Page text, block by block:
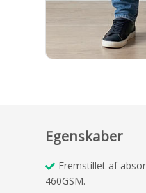
Egenskaber
Fremstillet af
460GSM.